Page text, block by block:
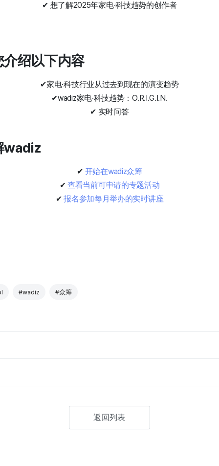
✔ 想了解2025年家电·科技趋势的创作者
绍以下内容
✔家电·科技行业从过去到现在的演变趋势
✔wadiz家电·科技趋势：O.R.I.G.I.N.
✔ 实时问答
wadiz
✔ 开始在wadiz众筹
✔ 查看当前可申请的专题活动
✔报名参加每月举办的实时讲座
#wadiz #众筹
返回列表